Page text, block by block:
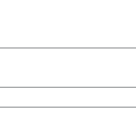
mit einem schmalen